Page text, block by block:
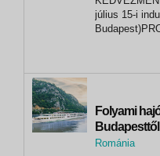
Budapest
július 15-i
Melk -
Folyami
L'Europe
Románia